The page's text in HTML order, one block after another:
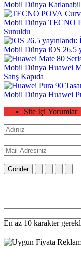
Mobil Dünya
Mobil Dünya TECNO
Sunuldu
Mobil Dünya iOS 26.5
Mobil Dünya Huawei
Satış Kapıda
Mobil Dünya Huawei
Site İçi Yorumlar
Gönder
En az 10 karakter